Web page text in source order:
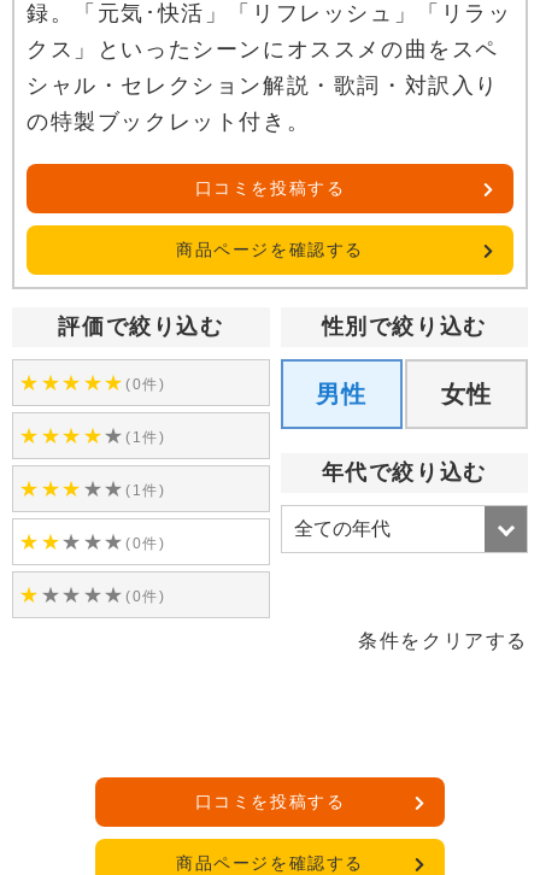
録。「元気･快活」「リフレッシュ」「リラッ
クス」といったシーンにオススメの曲をスペ
シャル・セレクション解説・歌詞・対訳入り
の特製ブックレット付き。
口コミを投稿する
商品ページを確認する
評価で絞り込む
★ ★★ ★★(0件)
★ ★★ ★★(1件)
★ ★★ ★★(1件)
★ ★★ ★★(0件)
★ ★★ ★★(0件)
性別で絞り込む
男性 女性
年代で絞り込む
条件をクリアする
口コミを投稿する
商品ページを確認する